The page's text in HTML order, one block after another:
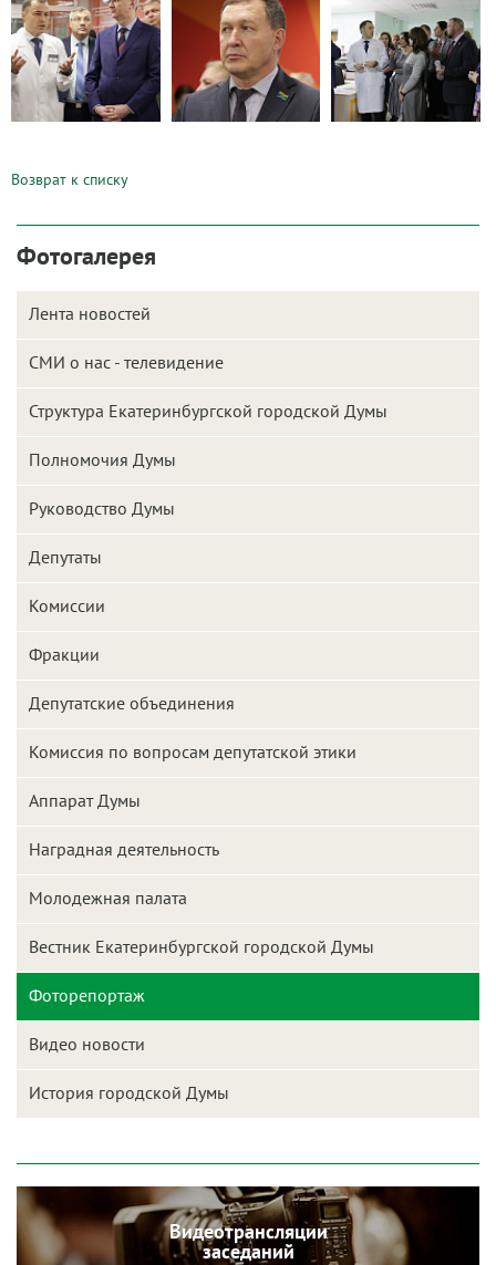
Возврат к списку
Фотогалерея
Лента новостей
СМИ о нас - телевидение
Структура Екатеринбургской городской Думы
Полномочия Думы
Руководство Думы
Депутаты
Комиссии
Фракции
Депутатские объединения
Комиссия по вопросам депутатской этики
Аппарат Думы
Наградная деятельность
Молодежная палата
Вестник Екатеринбургской городской Думы
Фоторепортаж
Видео новости
История городской Думы
Видеотрансляции
заседаний